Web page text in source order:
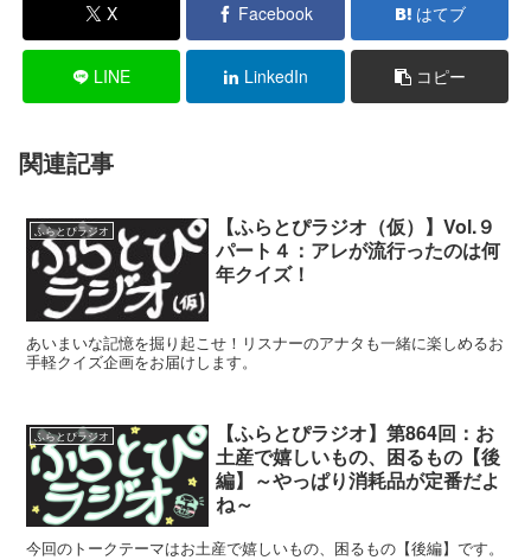
X Facebook はてブ
LINE LinkedIn コピー
関連記事
ふらとぴラジオ
【ふらとぴラジオ（仮）】Vol.９
パート４：アレが流行ったのは何
年クイズ！
あいまいな記憶を掘り起こせ！リスナーのアナタも一緒に楽しめるお
手軽クイズ企画をお届けします。
ふらとぴラジオ
【ふらとぴラジオ】第864回：お
土産で嬉しいもの、困るもの【後
編】～やっぱり消耗品が定番だよ
ね～
今回のトークテーマはお土産で嬉しいもの、困るもの【後編】です。